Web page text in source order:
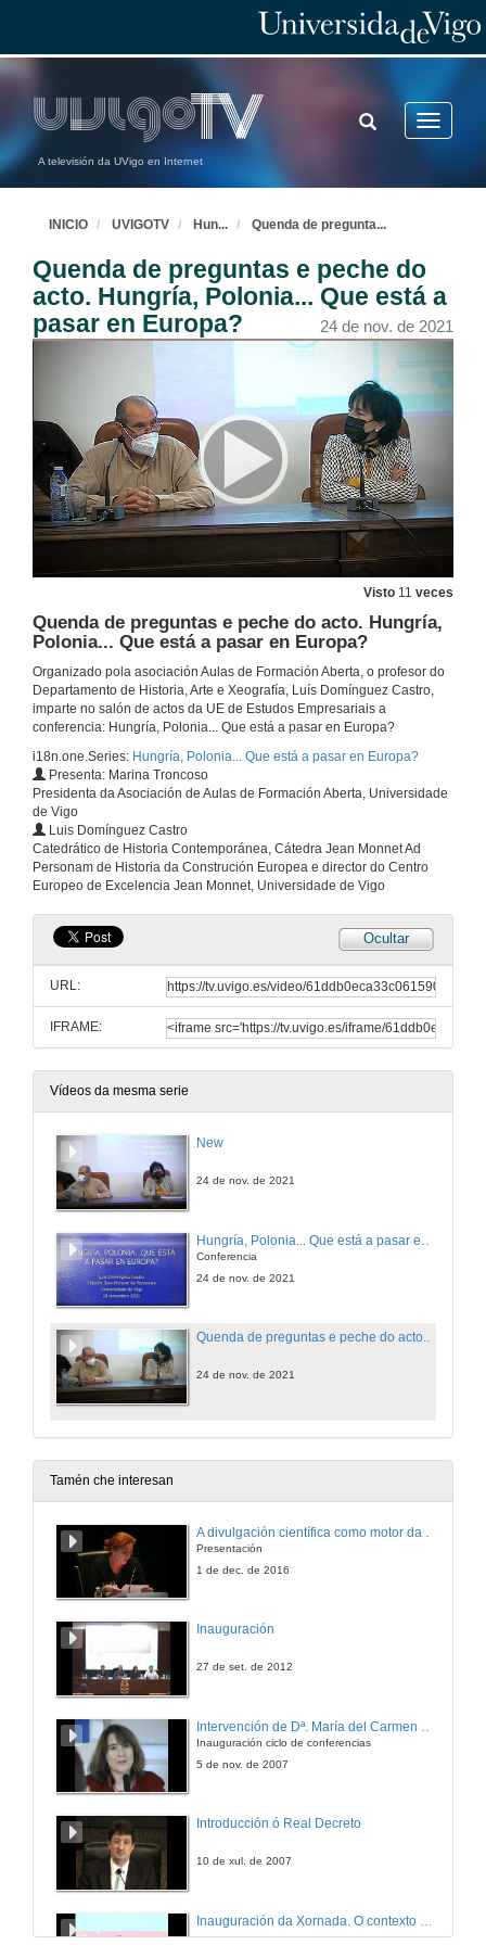
A televisión da UVigo en Internet
Toggle
TOGGLE
SEARCH
INICIO UVIGOTV Hun... Quenda de pregunta...
Quenda de preguntas e peche do
acto. Hungría, Polonia... Que está a
pasar en Europa?
24 de nov. de 2021
Visto 11 veces
Quenda de preguntas e peche do acto. Hungría,
Polonia... Que está a pasar en Europa?
Organizado pola asociación Aulas de Formación Aberta, o profesor do
Departamento de Historia, Arte e Xeografía, Luís Domínguez Castro,
imparte no salón de actos da UE de Estudos Empresariais a
conferencia: Hungría, Polonia... Que está a pasar en Europa?
i18n.one.Series: Hungría, Polonia... Que está a pasar en Europa?
Presenta: Marina Troncoso
Presidenta da Asociación de Aulas de Formación Aberta, Universidade
de Vigo
Luis Domínguez Castro
Catedrático de Historia Contemporánea, Cátedra Jean Monnet Ad
Personam de Historia da Construción Europea e director do Centro
Europeo de Excelencia Jean Monnet, Universidade de Vigo
Ocultar
URL:
IFRAME:
Vídeos da mesma serie
New
24 de nov. de 2021
Conferencia
24 de nov. de 2021
Quenda de preguntas e peche do acto. Hungría, Polonia... Que está a pasar en Europa?
24 de nov. de 2021
Tamén che interesan
Presentación
1 de dec. de 2016
Inauguración
27 de set. de 2012
Inauguración ciclo de conferencias
5 de nov. de 2007
Introducción ó Real Decreto
10 de xul. de 2007